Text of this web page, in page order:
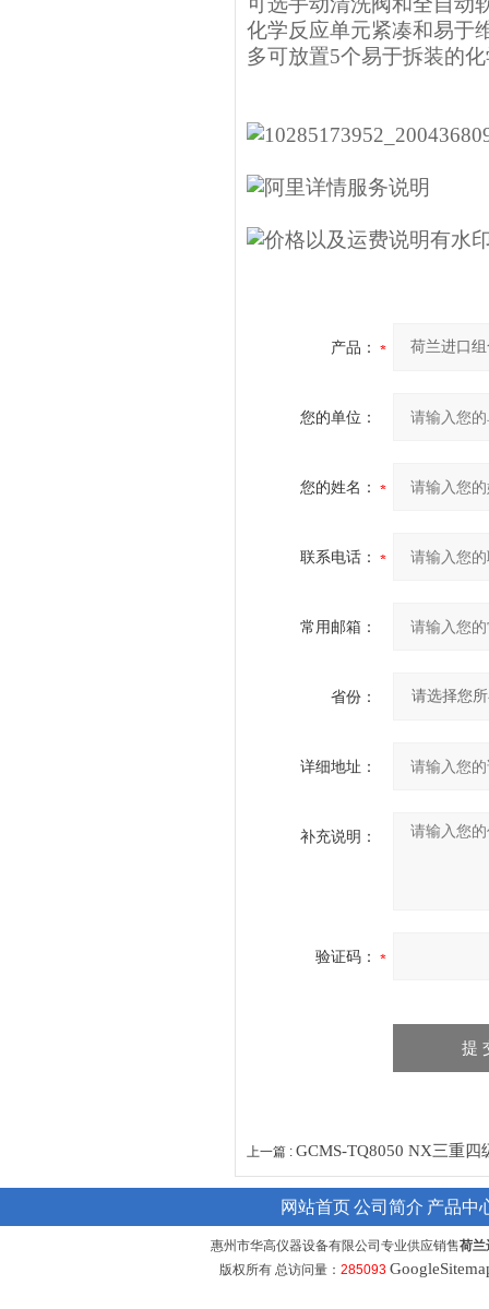
化学反应单元紧凑和易于
多可放置5个易于拆装的
产品：
您的单位：
您的姓名：
联系电话：
常用邮箱：
省份：
详细地址：
补充说明：
验证码：
上一篇 : GCMS-TQ8050 NX三重
网站首页公司简介 产品中
惠州市华高仪器设备有限公司专业供应销售荷兰
版权所有 总访问量： 285093